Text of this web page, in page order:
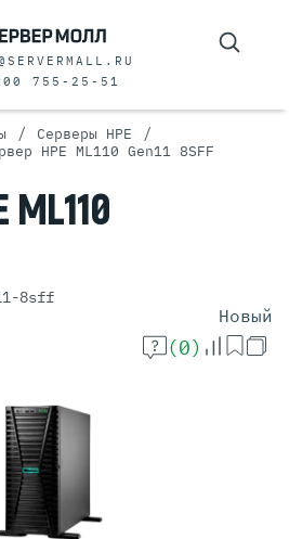
755-25-51
/ Серверы HPE /
HPE ML110 Gen11 8SFF
ML110
8sff
Новый
(0)